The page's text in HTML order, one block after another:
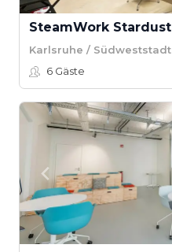
SteamWork Stardust
Karlsruhe / Südweststadt
6 Gäste